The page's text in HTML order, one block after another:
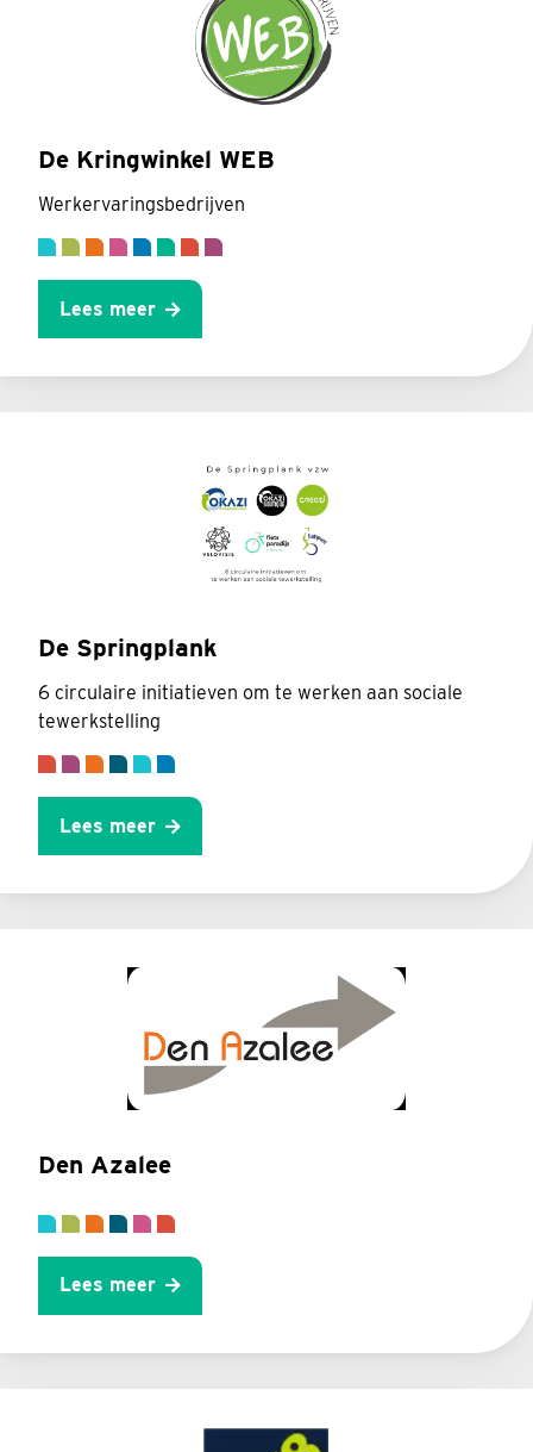
De Kringwinkel WEB
Werkervaringsbedrijven
Lees meer
De Springplank
6 circulaire initiatieven om te werken aan sociale
tewerkstelling
Lees meer
Den Azalee
Lees meer